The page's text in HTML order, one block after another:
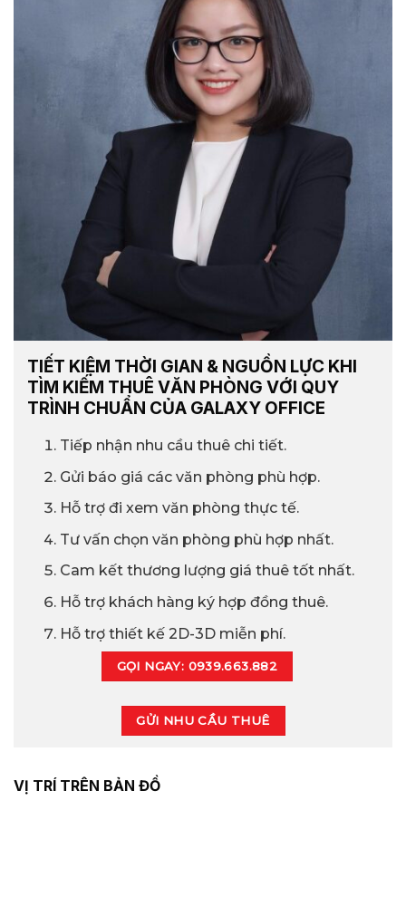
TIẾT KIỆM THỜI GIAN & NGUỒN LỰC KHI
TÌM KIẾM THUÊ VĂN PHÒNG VỚI QUY
TRÌNH CHUẨN CỦA GALAXY OFFICE
Tiếp nhận nhu cầu thuê chi tiết.
Gửi báo giá các văn phòng phù hợp.
Hỗ trợ đi xem văn phòng thực tế.
Tư vấn chọn văn phòng phù hợp nhất.
Cam kết thương lượng giá thuê tốt nhất.
Hỗ trợ khách hàng ký hợp đồng thuê.
Hỗ trợ thiết kế 2D-3D miễn phí.
GỌI NGAY: 0939.663.882
GỬI NHU CẦU THUÊ
VỊ TRÍ TRÊN BẢN ĐỒ